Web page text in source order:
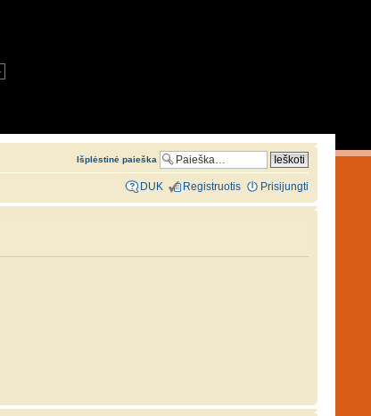
Išplėstinė paieška
DUK Registruotis Prisijungti